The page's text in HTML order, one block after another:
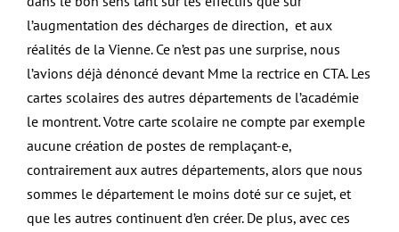
l’augmentation des décharges de direction, et aux
réalités de la Vienne. Ce n’est pas une surprise, nous
l’avions déjà dénoncé devant Mme la rectrice en CTA. Les
cartes scolaires des autres départements de l’académie
le montrent. Votre carte scolaire ne compte par exemple
aucune création de postes de remplaçant-e,
contrairement aux autres départements, alors que nous
sommes le département le moins doté sur ce sujet, et
que les autres continuent d’en créer. De plus, avec ces